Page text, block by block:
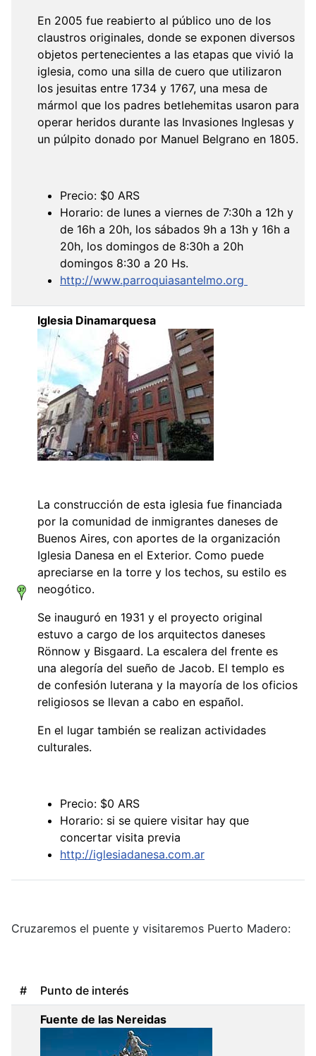
En 2005 fue reabierto al público uno de los
claustros originales, donde se exponen diversos
objetos pertenecientes a las etapas que vivió la
iglesia, como una silla de cuero que utilizaron
los jesuitas entre 1734 y 1767, una mesa de
mármol que los padres betlehemitas usaron para
operar heridos durante las Invasiones Inglesas y
un púlpito donado por Manuel Belgrano en 1805.
Precio: $0 ARS
Horario: de lunes a viernes de 7:30h a 12h y
de 16h a 20h, los sábados 9h a 13h y 16h a
20h, los domingos de 8:30h a 20h
domingos 8:30 a 20 Hs.
http://www.parroquiasantelmo.org
Iglesia Dinamarquesa
La construcción de esta iglesia fue financiada
por la comunidad de inmigrantes daneses de
Buenos Aires, con aportes de la organización
Iglesia Danesa en el Exterior. Como puede
apreciarse en la torre y los techos, su estilo es
neogótico.
Se inauguró en 1931 y el proyecto original
estuvo a cargo de los arquitectos daneses
Rönnow y Bisgaard. La escalera del frente es
una alegoría del sueño de Jacob. El templo es
de confesión luterana y la mayoría de los oficios
religiosos se llevan a cabo en español.
En el lugar también se realizan actividades
culturales.
Precio: $0 ARS
Horario: si se quiere visitar hay que
concertar visita previa
http://iglesiadanesa.com.ar
Cruzaremos el puente y visitaremos Puerto Madero:
# Punto de interés
Fuente de las Nereidas